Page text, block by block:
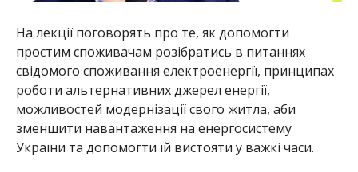
На лекції поговорять про те, як допомогти
простим споживачам розібратись в питаннях
свідомого споживання електроенергії, принципах
роботи альтернативних джерел енергії,
можливостей модернізації свого житла, аби
зменшити навантаження на енергосистему
України та допомогти їй вистояти у важкі часи.